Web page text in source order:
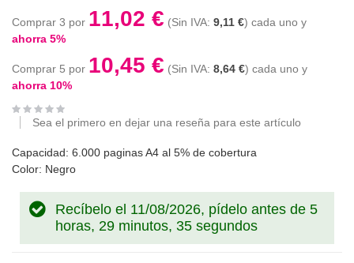
Comprar 3 por 11,02 € 9,11 € cada uno y
ahorra 5%
Comprar 5 por 10,45 € 8,64 € cada uno y
ahorra 10%
Sea el primero en dejar una reseña para este artículo
Capacidad: 6.000 paginas A4 al 5% de cobertura
Color: Negro
Recíbelo el 11/08/2026, pídelo antes de 5
horas, 29 minutos, 35 segundos